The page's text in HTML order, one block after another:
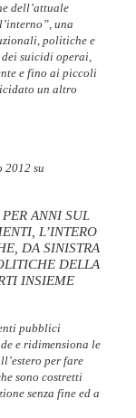
dell’attuale
una
politiche e
suicidi operai,
e fino ai piccoli
un altro
2012 su
ANNI SUL
L’INTERO
DA SINISTRA
DELLA
INSIEME
pubblici
e ridimensiona le
per fare
sono costretti
senza fine ed a